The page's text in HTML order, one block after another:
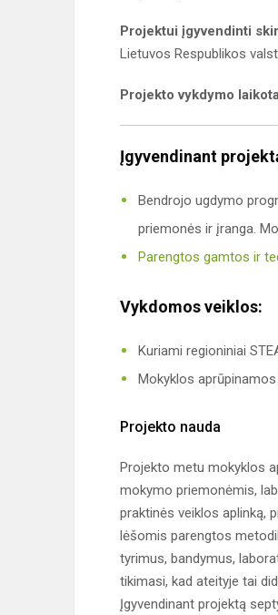
Projektui įgyvendinti
Lietuvos Respublikos
Projekto vykdymo
Įgyvendinant
Bendrojo ugdymo
priemonės ir įranga.
Parengtos gamtos ir
Vykdomos veiklos:
Kuriami regioniniai
Mokyklos
Projekto nauda
Projekto metu mokyklos
mokymo priemonėmis,
praktinės veiklos aplinką,
lėšomis parengtos
tyrimus, bandymus,
tikimasi, kad ateityje tai
Įgyvendinant projektą